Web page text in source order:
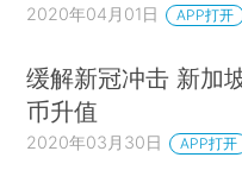
2020年04月01日 APP打开
缓解新冠冲击 新加
币升值
2020年03月30日 APP打开